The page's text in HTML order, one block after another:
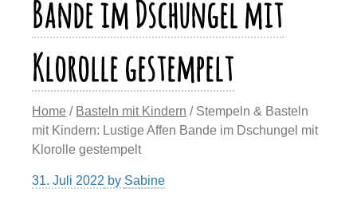
Bande im Dschungel mit
Klorolle gestempelt
Home / Basteln mit Kindern / Stempeln & Basteln
mit Kindern: Lustige Affen Bande im Dschungel mit
Klorolle gestempelt
31. Juli 2022 by Sabine